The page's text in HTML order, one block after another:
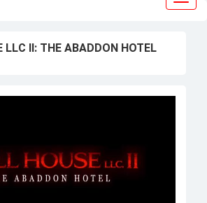
LLC II: THE ABADDON HOTEL